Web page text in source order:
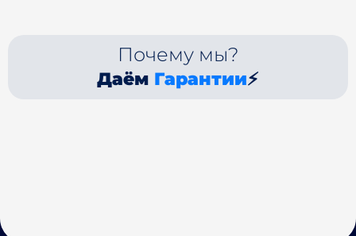
Почему мы?
Даём Гарантии⚡